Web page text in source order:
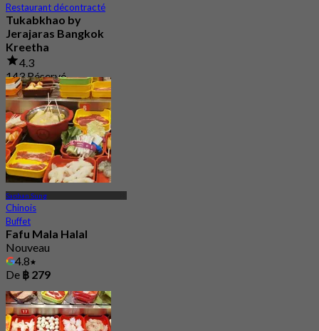
Restaurant décontracté
Tukabkhao by
Jerajaras Bangkok
Kreetha
4.3
143 Réservé
De฿ 247.5
Saphan Sung
Chinois
Buffet
Fafu Mala Halal
Nouveau
4.8
De ฿ 279